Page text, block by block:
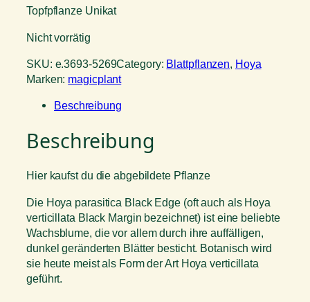
Topfpflanze Unikat
Nicht vorrätig
SKU: e.3693-5269Category: Blattpflanzen, Hoya
Marken: magicplant
Beschreibung
Beschreibung
Hier kaufst du die abgebildete Pflanze
Die Hoya parasitica Black Edge (oft auch als Hoya
verticillata Black Margin bezeichnet) ist eine beliebte
Wachsblume, die vor allem durch ihre auffälligen,
dunkel geränderten Blätter besticht. Botanisch wird
sie heute meist als Form der Art Hoya verticillata
geführt.